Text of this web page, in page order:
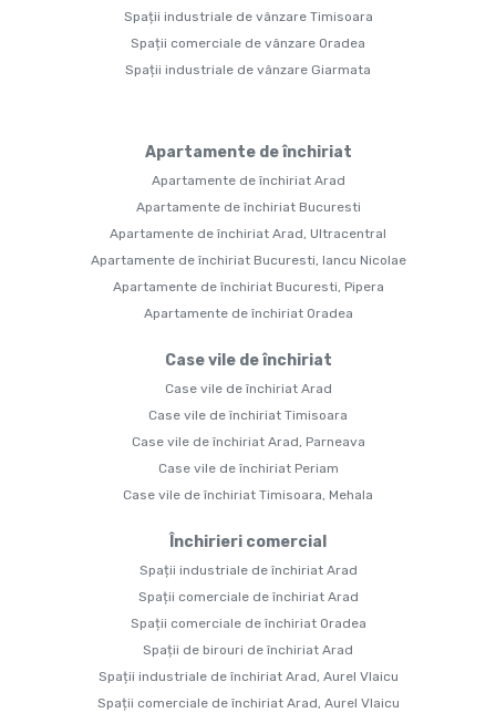
Spații industriale de vânzare Timisoara
Spații comerciale de vânzare Oradea
Spații industriale de vânzare Giarmata
Apartamente de închiriat
Apartamente de închiriat Arad
Apartamente de închiriat Bucuresti
Apartamente de închiriat Arad, Ultracentral
Apartamente de închiriat Bucuresti, Iancu Nicolae
Apartamente de închiriat Bucuresti, Pipera
Apartamente de închiriat Oradea
Case vile de închiriat
Case vile de închiriat Arad
Case vile de închiriat Timisoara
Case vile de închiriat Arad, Parneava
Case vile de închiriat Periam
Case vile de închiriat Timisoara, Mehala
Închirieri comercial
Spații industriale de închiriat Arad
Spații comerciale de închiriat Arad
Spații comerciale de închiriat Oradea
Spații de birouri de închiriat Arad
Spații industriale de închiriat Arad, Aurel Vlaicu
Spații comerciale de închiriat Arad, Aurel Vlaicu